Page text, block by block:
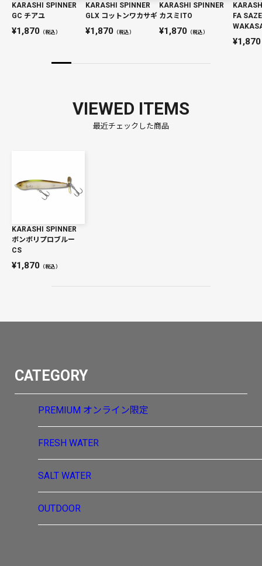
KARASHI SPINNER
GC チアユ
1,870 （税込）
KARASHI SPINNER
GLX コットンワカサギ
1,870（税込）
KARASHI SPINNER
カスミITO
1,870（税込）
FA
1,870
VIEWED ITEMS
最近チェックした商品
KARASHI SPINNER
ボンボリプロブルー
CS
1,870 （税込）
CATEGORY
PREMIUM オンライン限定
FRESH WATER
SALT WATER
OUTDOOR